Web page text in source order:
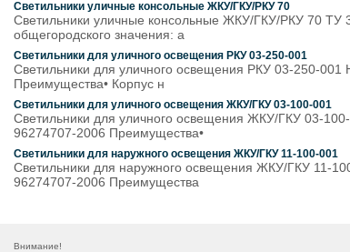
Светильники уличные консольные ЖКУ/ГКУ/РКУ 70
Светильники уличные консольные ЖКУ/ГКУ/РКУ 70 ТУ
общегородского значения: а
Светильники для уличного освещения РКУ 03-250-001
Светильники для уличного освещения РКУ 03-250-
Преимущества• Корпус н
Светильники для уличного освещения ЖКУ/ГКУ 03-100-001
Светильники для уличного освещения ЖКУ/ГКУ 03-
96274707-2006 Преимущества•
Светильники для наружного освещения ЖКУ/ГКУ 11-100-001
Светильники для наружного освещения ЖКУ/ГКУ 11-
96274707-2006 Преимущества
Внимание!